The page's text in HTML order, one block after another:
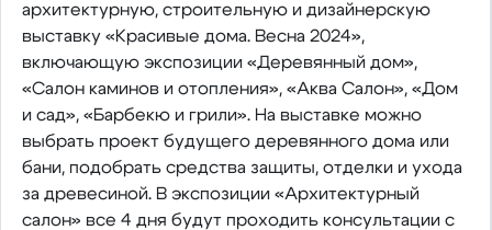
архитектурную, строительную и дизайнерскую
выставку «Красивые дома. Весна 2024»,
включающую экспозиции «Деревянный дом»,
«Салон каминов и отопления», «Аква Салон», «Дом
и сад», «Барбекю и грили». На выставке можно
выбрать проект будущего деревянного дома или
бани, подобрать средства защиты, отделки и ухода
за древесиной. В экспозиции «Архитектурный
салон» все 4 дня будут проходить консультации с